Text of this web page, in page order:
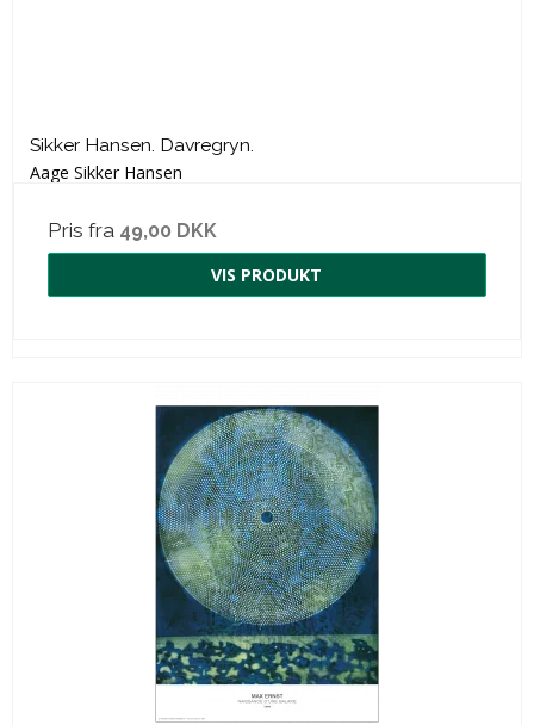
Sikker Hansen. Davregryn.
Aage Sikker Hansen
Pris fra 49,00 DKK
VIS PRODUKT